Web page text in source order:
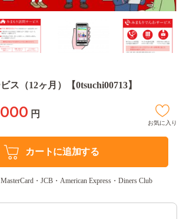
ス（12ヶ月）【0tsuchi00713】
円
お気に入り
カートに追加する
・JCB・American Express・Diners Club